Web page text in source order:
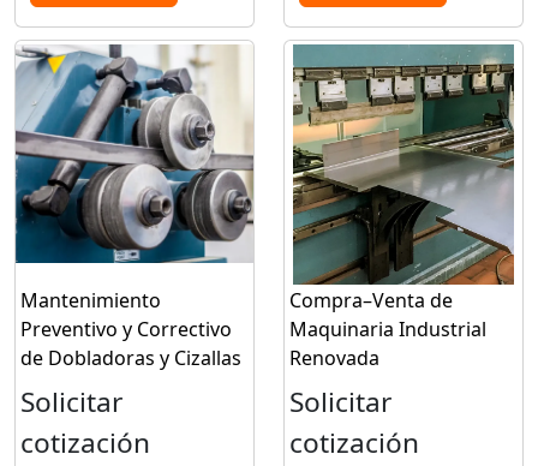
Mantenimiento
Preventivo y Correctivo
de Dobladoras y Cizallas
Solicitar
cotización
Compra–Venta de
Maquinaria Industrial
Renovada
Solicitar
cotización